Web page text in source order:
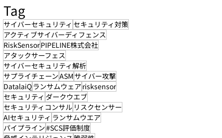
Tag
サイバーセキュリティ セキュリティ対策
アクティブサイバーディフェンス
RiskSensorPIPELINE株式会社
アタックサーフェス
サイバーセキュリティ解析
サプライチェーンASM サイバー攻撃
DatalaiQ ランサムウェア risksensor
セキュリティ ダークウエブ
セキュリティコンサル リスクセンサー
AIセキュリティ ランサムウエア
パイプライン#SCS評価制度